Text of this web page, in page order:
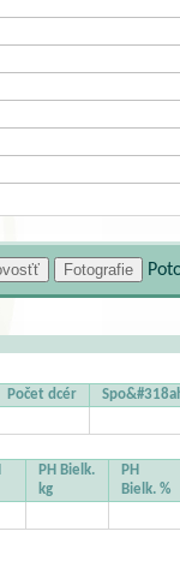
Počet dcér
PH Bielk.
kg
PH
Bielk. %